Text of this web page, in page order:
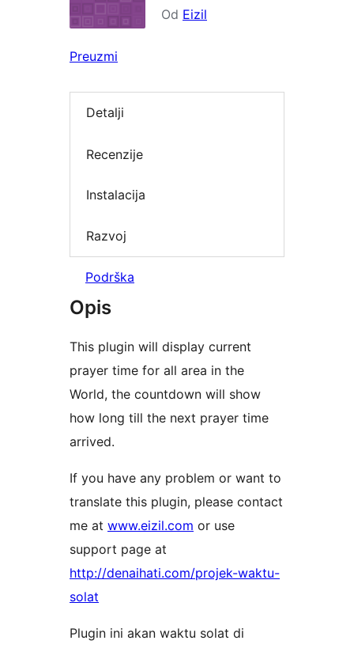
Od Eizil
Preuzmi
Detalji
Recenzije
Instalacija
Razvoj
Podrška
Opis
This plugin will display current
prayer time for all area in the
World, the countdown will show
how long till the next prayer time
arrived.
If you have any problem or want to
translate this plugin, please contact
me at www.eizil.com or use
support page at
http://denaihati.com/projek-waktu-
solat
Plugin ini akan waktu solat di